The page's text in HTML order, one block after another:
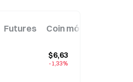
Futures Coin mới
$6,63
-1,33%